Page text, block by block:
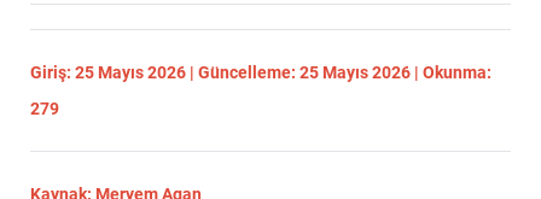
Giriş: 25 Mayıs 2026 | Güncelleme: 25 Mayıs 2026 | Okunma:
279
Kaynak: Meryem Agan